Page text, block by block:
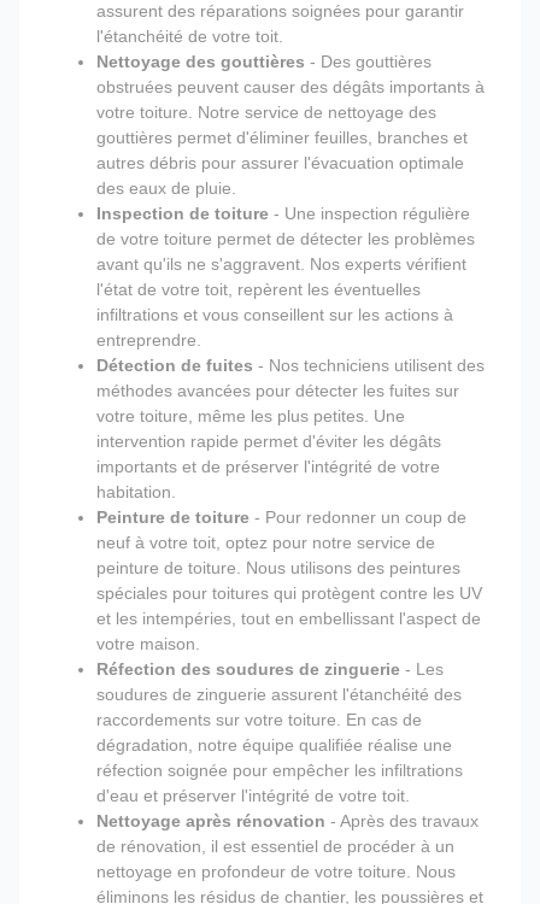
assurent des réparations soignées pour garantir
l'étanchéité de votre toit.
Nettoyage des gouttières - Des gouttières
obstruées peuvent causer des dégâts importants à
votre toiture. Notre service de nettoyage des
gouttières permet d'éliminer feuilles, branches et
autres débris pour assurer l'évacuation optimale
des eaux de pluie.
Inspection de toiture - Une inspection régulière
de votre toiture permet de détecter les problèmes
avant qu'ils ne s'aggravent. Nos experts vérifient
l'état de votre toit, repèrent les éventuelles
infiltrations et vous conseillent sur les actions à
entreprendre.
Détection de fuites - Nos techniciens utilisent des
méthodes avancées pour détecter les fuites sur
votre toiture, même les plus petites. Une
intervention rapide permet d'éviter les dégâts
importants et de préserver l'intégrité de votre
habitation.
Peinture de toiture - Pour redonner un coup de
neuf à votre toit, optez pour notre service de
peinture de toiture. Nous utilisons des peintures
spéciales pour toitures qui protègent contre les UV
et les intempéries, tout en embellissant l'aspect de
votre maison.
Réfection des soudures de zinguerie - Les
soudures de zinguerie assurent l'étanchéité des
raccordements sur votre toiture. En cas de
dégradation, notre équipe qualifiée réalise une
réfection soignée pour empêcher les infiltrations
d'eau et préserver l'intégrité de votre toit.
Nettoyage après rénovation - Après des travaux
de rénovation, il est essentiel de procéder à un
nettoyage en profondeur de votre toiture. Nous
éliminons les résidus de chantier, les poussières et